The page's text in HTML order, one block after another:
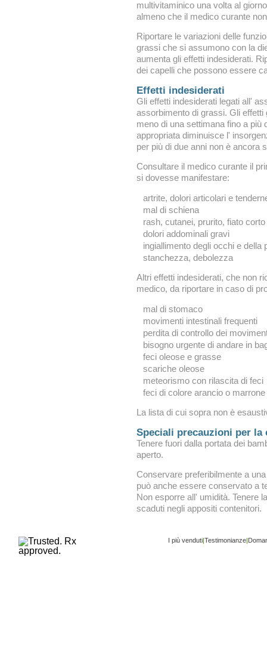
multivitaminico una volta al
almeno che il medico curante
Riportare le variazioni delle
grassi che si assumono con la
aumenta gli effetti indesiderati.
dei capelli che possono essere
Effetti indesiderati
Gli effetti indesiderati legati all'
assorbimento di grassi. Gli
meno di una settimana fino a più
appropriata diminuisce l'
per più di due anni non è ancora
Consultare il medico curante il
si dovesse manifestare:
artrite, dolori articolari e
mal di schiena
rash, cutanei, prurito, fiato corto
dolori addominali gravi
ingiallimento degli occhi e della
stanchezza, debolezza
Altri effetti indesiderati, che non
medico, da riportare in caso di
mal di stomaco
movimenti intestinali frequenti
perdita di controllo dei
bisogno urgente di andare in
feci oleose e grasse
scariche oleose
meteorismo con rilascita di feci
feci di colore arancio o marrone
La lista di cui sopra non è
Speciali precauzioni per la
Tenere fuori dalla portata dei
aperto.
Conservare preferibilmente a
può anche essere conservato a
Non esporre all' umidità. Tenere
scaduti negli appositi contenitori.
I più venduti|Testimonianze|